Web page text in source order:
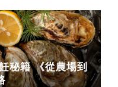
秘籍 《從農場到